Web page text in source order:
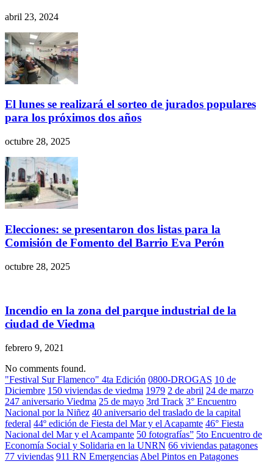
abril 23, 2024
El lunes se realizará el sorteo de jurados populares
para los próximos dos años
octubre 28, 2025
Elecciones: se presentaron dos listas para la
Comisión de Fomento del Barrio Eva Perón
octubre 28, 2025
Incendio en la zona del parque industrial de la
ciudad de Viedma
febrero 9, 2021
No comments found.
"Festival Sur Flamenco" 4ta Edición 0800-DROGAS 10 de
Diciembre 150 viviendas de viedma 1979 2 de abril 24 de marzo
247 aniversario Viedma 25 de mayo 3rd Track 3° Encuentro
Nacional por la Niñez 40 aniversario del traslado de la capital
federal 44º edición de Fiesta del Mar y el Acapamte 46° Fiesta
Nacional del Mar y el Acampante 50 fotografías” 5to Encuentro de
Economía Social y Solidaria en la UNRN 66 viviendas patagones
77 viviendas 911 RN Emergencias Abel Pintos en Patagones